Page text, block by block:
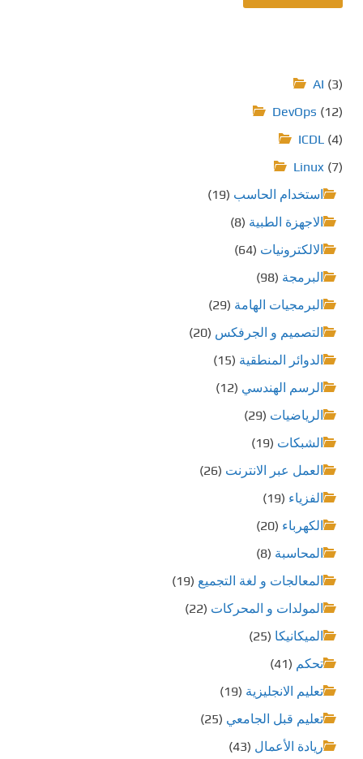
AI (3)
DevOps (12)
ICDL (4)
Linux (7)
استخدام الحاسب (19)
الاجهزة الطبية (8)
الالكترونيات (64)
البرمجة (98)
البرمجيات الهامة (29)
التصميم و الجرفكس (20)
الدوائر المنطقية (15)
الرسم الهندسي (12)
الرياضيات (29)
الشبكات (19)
العمل عبر الانترنت (26)
الفزياء (19)
الكهرباء (20)
المحاسبة (8)
المعالجات و لغة التجميع (19)
المولدات و المحركات (22)
الميكانيكا (25)
تحكم (41)
تعليم الانجليزية (19)
تعليم قبل الجامعي (25)
ريادة الأعمال (43)